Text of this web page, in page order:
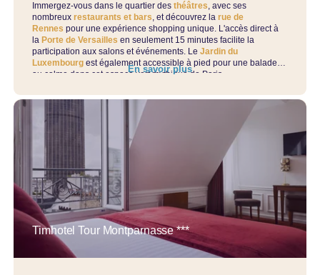
Immergez-vous dans le quartier desthéâtres, avec ses
nombreuxrestaurants et bars, et découvrez larue de
Rennes pour une expérience shopping unique. L'accès direct à
la Porte de Versailles en seulement 15 minutes facilite la
participation aux salons et événements. LeJardin du
Luxembourg est également accessible à pied pour une balade
au calme dans cet espace vert mythique de Paris.
En savoir plus
Timhotel Tour Montparnasse ***